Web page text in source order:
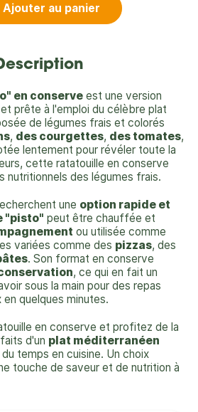
Ajouter au panier
en conserve est une version
prête à l'emploi du célèbre plat
de légumes frais et colorés
, des courgettes, des tomates,
lentement pour révéler toute la
cette ratatouille en conserve
nutritionnels des légumes frais.
une option rapide et
"pisto" peut être chauffée et
ou utilisée comme
variées comme des pizzas, des
. Son format en conserve
, ce qui en fait un
sous la main pour des repas
quelques minutes.
en conserve et profitez de la
d'un plat méditerranéen
temps en cuisine. Un choix
touche de saveur et de nutrition à